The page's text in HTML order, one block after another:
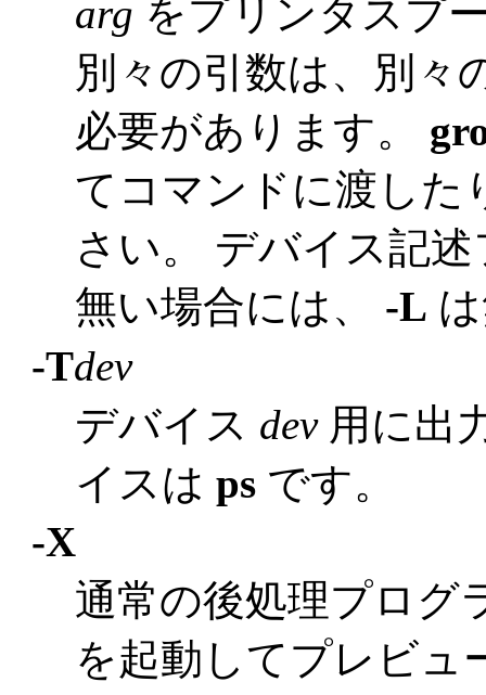
arg をプリンタスプ
別々の引数は、別々
必要があります。
てコマンドに渡した
さい。 デバイス記
無い場合には、 -L
-Tdev
デバイス dev用に出
イスはps です。
-X
通常の後処理プログ
を起動してプレビュ